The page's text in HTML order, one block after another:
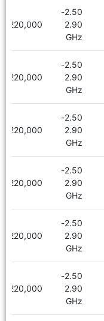
2.50-
2.90
GHz
2,220,000
2.50-
2.90
GHz
2,220,000
2.50-
2.90
GHz
2,220,000
2.50-
2.90
GHz
2,220,000
2.50-
2.90
GHz
2,220,000
2.50-
2.90
GHz
2,220,000